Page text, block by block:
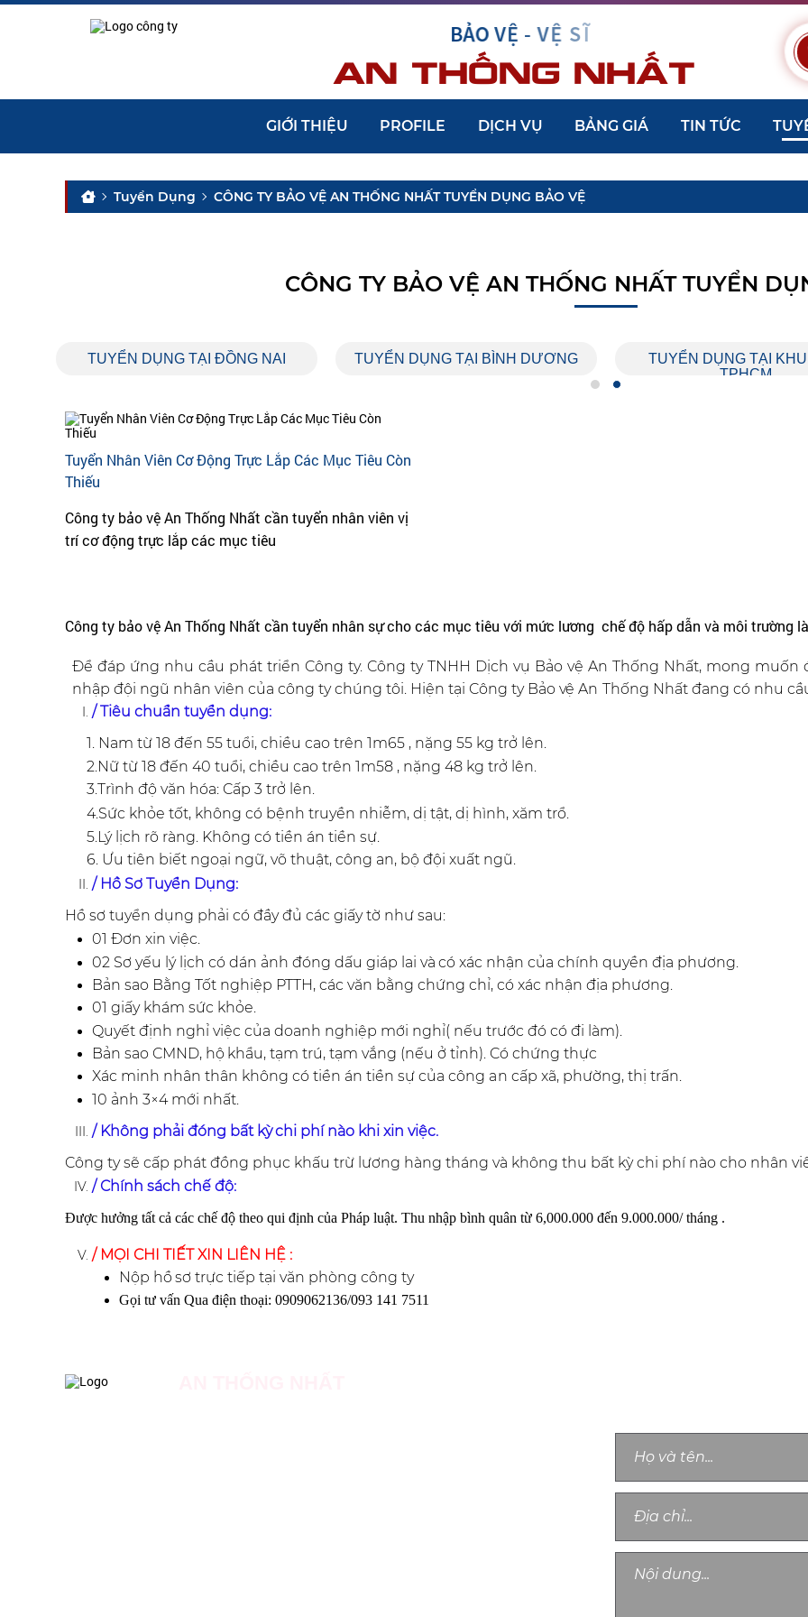
GIỚI THIỆU PROFILE DỊCH VỤ BẢNG GIÁ TIN TỨC
Tuyển Dụng CÔNG TY BẢO VỆ AN THỐNG NHẤT TUYỂN DỤNG BẢO VỆ
CÔNG TY BẢO VỆ AN THỐNG NHẤT TUYỂN
TUYỂN DỤNG TẠI ĐỒNG NAI TUYỂN DỤNG TẠI BÌNH DƯƠNG
TUYỂN DỤNG TẠI
TPHCM
Tuyển Nhân Viên Cơ Động Trực Lắp Các Mục Tiêu Còn
Thiếu
Cô​ng ty bả​o vệ​ An Thố​ng Nhấ​t cầ​n tuyể​n nhâ​n viê​n vị​
trí​ cơ​ đ​ộ​ng trự​c lắ​p cá​c mụ​c tiê​u
Công ty bảo vệ An Thống Nhất cần tuyển nhân sự cho các mục tiêu với mức lương chế độ hấp dẫn và môi trường
Để đáp ứng nhu cầu phát triển Công ty. Công ty TNHH Dịch vụ Bảovệ AnThống Nhất, mong muốn
nhập đội ngũ nhân viên của công ty chúng tôi. Hiện tại Công ty Bảo vệ An Thống Nhất đang có nhu
/ Tiêu chuẩn tuyển dụng:
1. Nam từ 18 đến 55 tuổi, chiều cao trên 1m65 , nặng 55 kg trở lên.
2.Nữ từ 18 đến 40 tuổi, chiều cao trên 1m58 , nặng 48 kg trở lên.
3.Trình độ văn hóa: Cấp 3 trở lên.
4.Sức khỏe tốt, không có bệnh truyền nhiễm, dị tật, dị hình, xăm trổ.
5.Lý lịch rõ ràng. Không có tiền án tiền sự.
6. Ưu tiên biết ngoại ngữ, võ thuật, công an, bộ đội xuất ngũ.
/ Hồ Sơ Tuyển Dụng:
Hồ sơ tuyển dụng phải có đầy đủ các giấy tờ như sau:
01 Đơn xin việc.
02 Sơ yếu lý lịch có dán ảnh đóng dấu giáp lai vàcó xác nhận của chính quyền địa phương.
Bản sao Bằng Tốt nghiệp PTTH, các văn bằng chứng chỉ, có xác nhận địa phương.
01 giấy khám sức khỏe.
Quyết định nghỉ việc của doanh nghiệp mới nghỉ( nếu trước đó có đi làm).
Bản sao CMND, hộ khẩu, tạm trú, tạm vắng (nếu ở tỉnh). Có chứng thực
Xác minh nhân thân không có tiền ántiền sự của công an cấp xã, phường, thị trấn.
10 ảnh 3×4 mới nhất.
/ Không phải đóng bất kỳchi phí nào khi xin việc.
Công ty sẽ cấp phát đồng phục khấu trừ lương hàng tháng và không thu bất kỳ chi phí nào cho nhân
/ Chính sách chế độ:
Được hưởng tất cả các chế độ theo qui định của Pháp luật. Thu nhập bình quân từ 6,000.000 đến 9.000.000/ tháng .
/ MỌI CHI TIẾT XIN LIÊN HỆ :
Nộp hồsơ trực tiếp tại văn phòng công ty
Gọi tư vấn Qua điện thoại: 0909062136/093 141 7511